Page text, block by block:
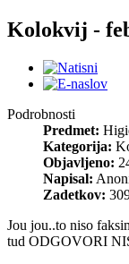
Kolokvij -
Podrobnosti
Predmet:
Kategorija:
Objavljeno:
Napisal:
Zadetkov:
Jou jou..to niso
tud ODGOVORI